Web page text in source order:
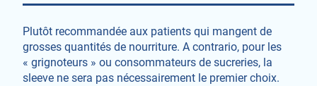
Plutôt recommandée aux patients qui mangent de
grosses quantités de nourriture. A contrario, pour les
« grignoteurs » ou consommateurs de sucreries, la
sleeve ne sera pas nécessairement le premier choix.